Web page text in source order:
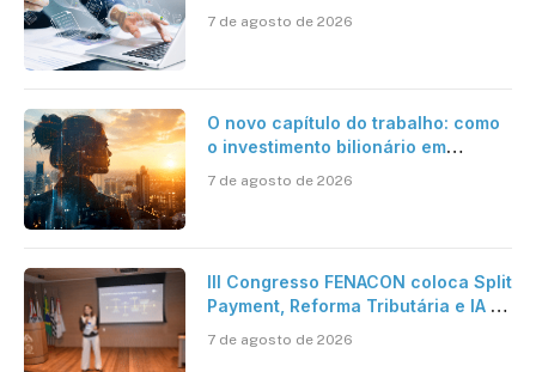
7 de agosto de 2026
O novo capítulo do trabalho: como
o investimento bilionário em
verdadeira era da inteligência
7 de agosto de 2026
III Congresso FENACON coloca Split
Payment, Reforma Tributária e IA no
7 de agosto de 2026